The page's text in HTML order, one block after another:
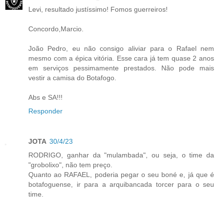
Levi, resultado justíssimo! Fomos guerreiros!
Concordo,Marcio.
João Pedro, eu não consigo aliviar para o Rafael nem
mesmo com a épica vitória. Esse cara já tem quase 2 anos
em serviços pessimamente prestados. Não pode mais
vestir a camisa do Botafogo.
Abs e SA!!!
Responder
JOTA 30/4/23
RODRIGO, ganhar da "mulambada", ou seja, o time da
"grobolixo", não tem preço.
Quanto ao RAFAEL, poderia pegar o seu boné e, já que é
botafoguense, ir para a arquibancada torcer para o seu
time.